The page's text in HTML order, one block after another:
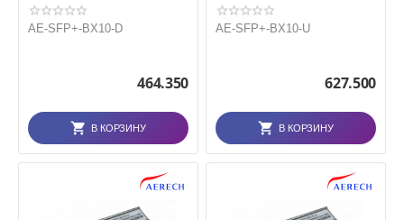
AE-SFP+-BX10-D
464.350
В КОРЗИНУ
AE-SFP+-BX10-U
627.500
В КОРЗИНУ